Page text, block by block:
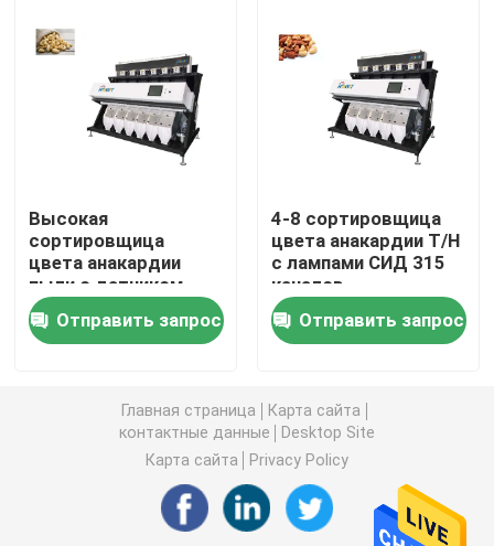
сортировщица цвета зерна
Сортировщица цвета пшеницы
сортировщица цвета арахиса
Кофейные зерна красят сортировщицу
сортировщица цвета сезама
Чокнутая сортировщица цвета
Высокая
сортировщица
цвета анакардии
пыли с датчиком
изображения CCD
Отправить запрос
4-8 сортировщица
цвета анакардии T/H
с лампами СИД 315
каналов
Отправить запрос
Главная страница
Карта сайта
контактные данные
Desktop Site
Карта сайта
Privacy Policy